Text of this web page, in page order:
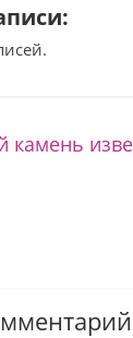
камень